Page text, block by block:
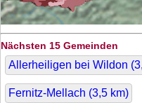
Nächsten 15 Gemeinden
Allerheiligen bei Wildon (
Fernitz-Mellach (3,5 km)